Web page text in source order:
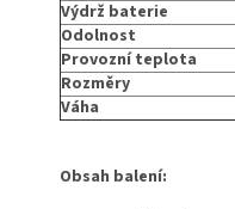
Výdrž baterie
Odolnost
Provozní teplota
Rozměry
Váha
Obsah balení: